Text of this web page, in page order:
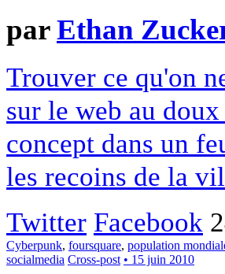
parEthan
Trouver ce qu'on
sur le web au
concept dans un
les recoins de la
Twitter Facebook
Cyberpunk, foursquare, population
socialmedia Cross-post • 15 juin 2010